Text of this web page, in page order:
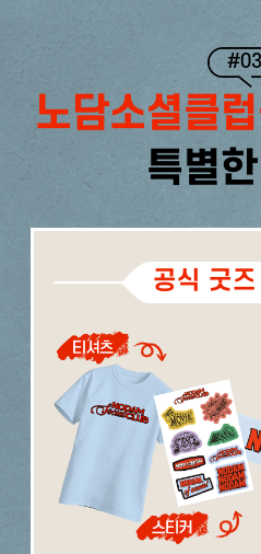
#03
노담소셜클
특별
공식 굿즈